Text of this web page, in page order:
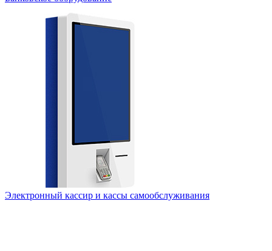
Электронный кассир и кассы самообслуживания